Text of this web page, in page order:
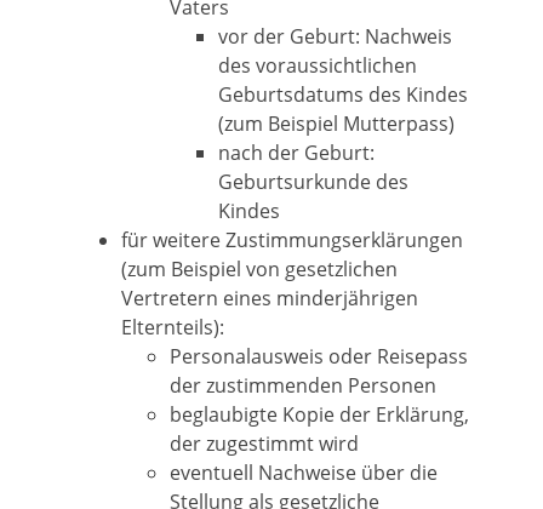
Vaters
vor der Geburt: Nachweis
des voraussichtlichen
Geburtsdatums des Kindes
(zum Beispiel Mutterpass)
nach der Geburt:
Geburtsurkunde des
Kindes
für weitere Zustimmungserklärungen
(zum Beispiel von gesetzlichen
Vertretern eines minderjährigen
Elternteils):
Personalausweis oder Reisepass
der zustimmenden Personen
beglaubigte Kopie der Erklärung,
der zugestimmt wird
eventuell Nachweise über die
Stellung als gesetzliche